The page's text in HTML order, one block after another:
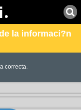
la informaci?n
correcta.